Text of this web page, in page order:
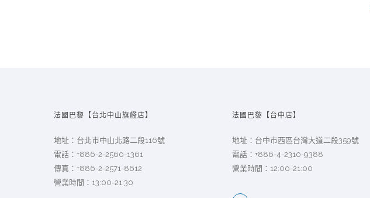
法國巴黎【台北中山旗艦店】
地址：台北市中山北路二段116號
電話： +886-2-2560-1361
傳真：+886-2-2571-8612
營業時間：13:00-21:30
法國巴黎【台中店】
地址：台中市西區台灣大道二段359號
電話： +886-4-2310-9388
營業時間：12:00-21:00